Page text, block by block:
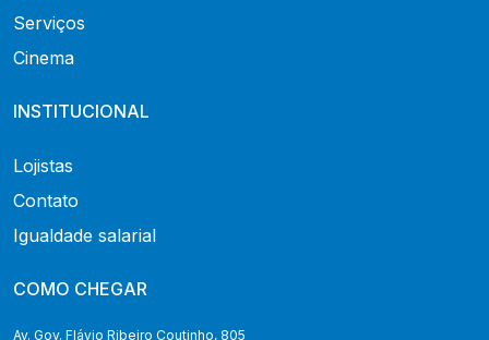
Serviços
Cinema
INSTITUCIONAL
Lojistas
Contato
Igualdade salarial
COMO CHEGAR
Av. Gov. Flávio Ribeiro Coutinho, 805